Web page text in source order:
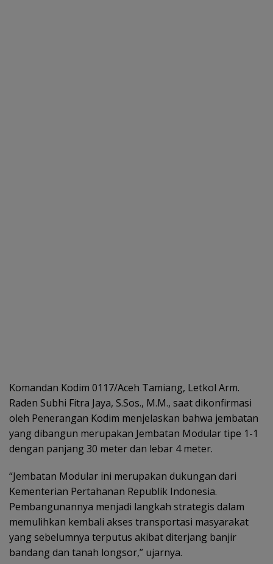
Komandan Kodim 0117/Aceh Tamiang, Letkol Arm.
Raden Subhi Fitra Jaya, S.Sos., M.M., saat dikonfirmasi
oleh Penerangan Kodim menjelaskan bahwa jembatan
yang dibangun merupakan Jembatan Modular tipe 1-1
dengan panjang 30 meter dan lebar 4 meter.
“Jembatan Modular ini merupakan dukungan dari
Kementerian Pertahanan Republik Indonesia.
Pembangunannya menjadi langkah strategis dalam
memulihkan kembali akses transportasi masyarakat
yang sebelumnya terputus akibat diterjang banjir
bandang dan tanah longsor,” ujarnya.